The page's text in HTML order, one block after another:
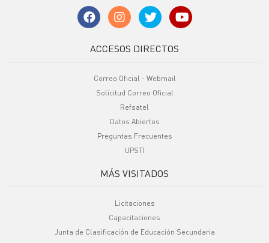
ACCESOS DIRECTOS
Correo Oficial - Webmail
Solicitud Correo Oficial
Refsatel
Datos Abiertos
Preguntas Frecuentes
UPSTI
MÁS VISITADOS
Licitaciones
Capacitaciones
Junta de Clasificación de Educación Secundaria